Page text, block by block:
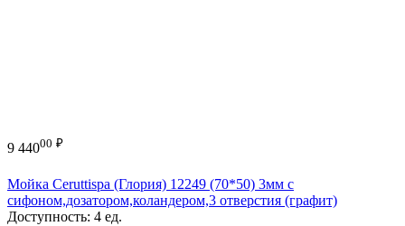
9 44000 ₽
Мойка Ceruttispa (Глория) 12249 (70*50) 3мм с
сифоном,дозатором,коландером,3 отверстия (графит)
Доступность: 4 ед.